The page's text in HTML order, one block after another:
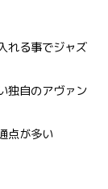
れる事でジャズ
独自のアヴァン
点が多い